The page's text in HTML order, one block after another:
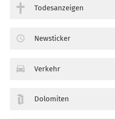
Todesanzeigen
Newsticker
Verkehr
Dolomiten